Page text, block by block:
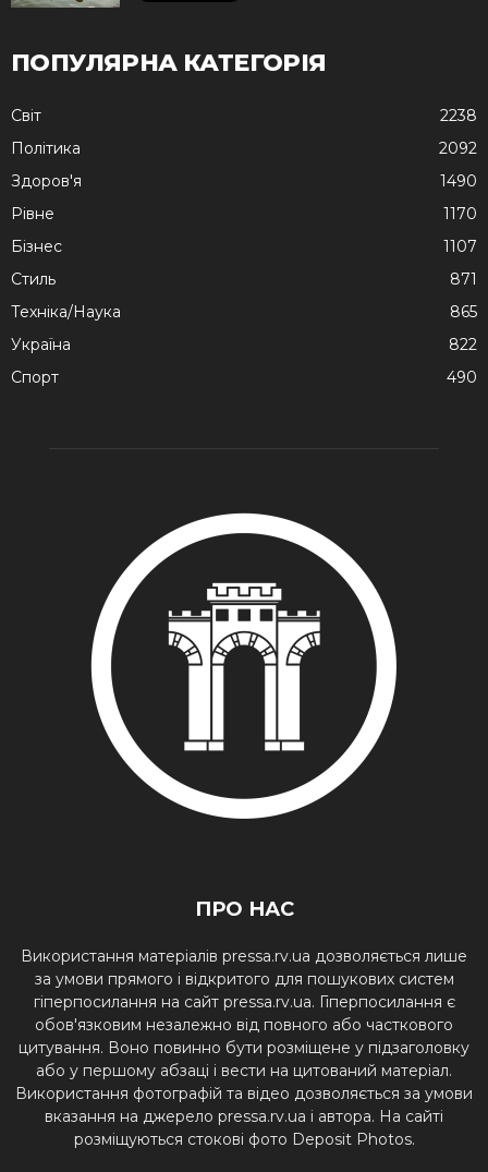
ПОПУЛЯРНА КАТЕГОРІЯ
Cвіт
2238
Політика
2092
Здоров'я
1490
Рівне
1170
Бізнес
1107
Стиль
871
Техніка/Наука
865
Україна
822
Спорт
490
ПРО НАС
Використання матеріалів pressa.rv.ua дозволяється лише
за умови прямого і відкритого для пошукових систем
гіперпосилання на сайт pressa.rv.ua. Гіперпосилання є
обов'язковим незалежно від повного або часткового
цитування. Воно повинно бути розміщене у підзаголовку
або у першому абзаці і вести на цитований матеріал.
Використання фотографій та відео дозволяється за умови
вказання на джерело pressa.rv.ua і автора. На сайті
розміщуються стокові фото Deposit Photos.